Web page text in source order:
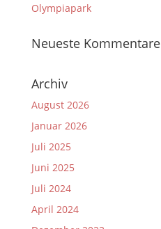
Olympiapark
Neueste Kommentare
Archiv
August 2026
Januar 2026
Juli 2025
Juni 2025
Juli 2024
April 2024